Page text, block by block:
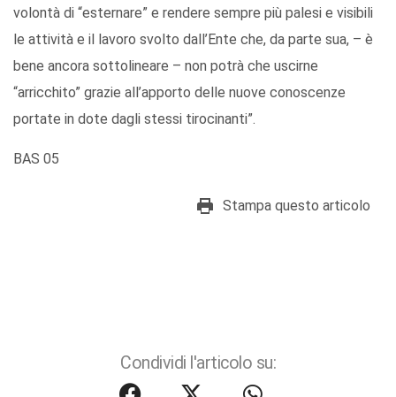
volontà di “esternare” e rendere sempre più palesi e visibili
le attività e il lavoro svolto dall’Ente che, da parte sua, – è
bene ancora sottolineare – non potrà che uscirne
“arricchito” grazie all’apporto delle nuove conoscenze
portate in dote dagli stessi tirocinanti”.
BAS 05
Stampa questo articolo
Condividi l'articolo su: